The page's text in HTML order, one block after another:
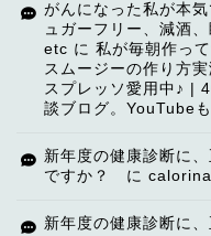
がんになった私が本
ュガーフリー、減酒
etc に 私が毎朝作っ
スムージーの作り方
スプレッソ愛用中♪ |
談ブログ。YouTube
新年度の健康診断に
ですか？
に calorina
新年度の健康診断に